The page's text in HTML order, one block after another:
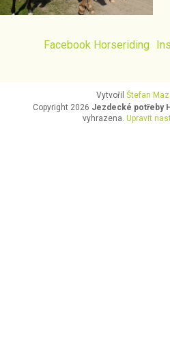
Facebook Horseriding
VytvořilŠtefan
Copyright 2026 Jezdecké potřeby
vyhrazena. Upravit